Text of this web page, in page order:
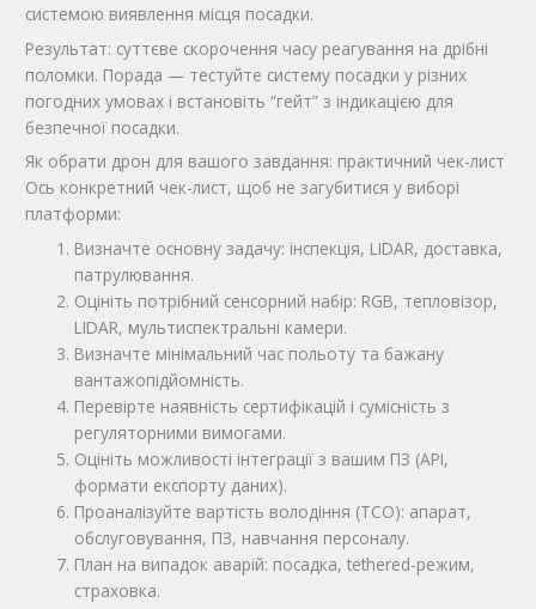
системою виявлення місця посадки.
Результат: суттєве скорочення часу реагування на дрібні
поломки. Порада — тестуйте систему посадки у різних
погодних умовах і встановіть “гейт” з індикацією для
безпечної посадки.
Як обрати дрон для вашого завдання: практичний чек-лист
Ось конкретний чек-лист, щоб не загубитися у виборі
платформи:
Визначте основну задачу: інспекція, LIDAR, доставка,
патрулювання.
Оцініть потрібний сенсорний набір: RGB, тепловізор,
LIDAR, мультиспектральні камери.
Визначте мінімальний час польоту та бажану
вантажопідйомність.
Перевірте наявність сертифікацій і сумісність з
регуляторними вимогами.
Оцініть можливості інтеграції з вашим ПЗ (API,
формати експорту даних).
Проаналізуйте вартість володіння (TCO): апарат,
обслуговування, ПЗ, навчання персоналу.
План на випадок аварій: посадка, tethered-режим,
страховка.